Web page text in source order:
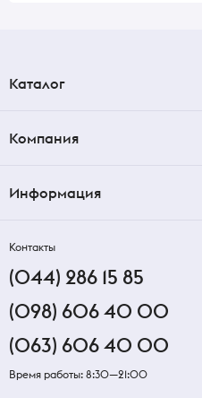
Каталог
Компания
Информация
Контакты
(044) 286 15 85
(098) 606 40 00
(063) 606 40 00
Время работы: 8:30—21:00